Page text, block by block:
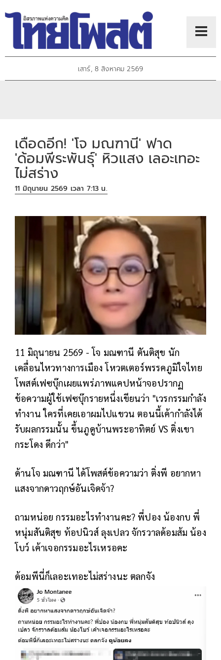
เสาร์, 8 สิงหาคม 2569
เดือดอีก! 'โจ มณฑานี' ฟาด
'ด้อมพีระพันธุ์' หิวแสง เลอะเทอะ
ไม่สร่าง
11 มิถุนายน 2569 เวลา 7:13 น.
11 มิถุนายน 2569 - โจ มณฑานี ตันติสุข นัก
เคลื่อนไหวทางการเมือง โหวตเตอร์พรรคภูมิใจไทย
โพสต์เฟซบุ๊กเผยแพร่ภาพแคปหน้าจอปรากฏ
ข้อความผู้ใช้เฟซบุ๊กรายหนึ่งเขียนว่า "เวรกรรมกำลัง
ทำงาน ใครที่เคยเอาผมไปแขวน ตอนนี้เค้ากำลังได้
รับผลกรรมนั้น ขึ้นภูดูบ้านพระอาทิตย์ VS ติ่งเขา
กระโดง ดีกว่า"
ด้านโจ มณฑานี ได้โพสต์ข้อความว่า ติ่งพี อยากหา
แสงจากดาวฤกษ์อันเจิดจ้า?
ถามหน่อย กรรมอะไรทำงานคะ? พี่ปอง น้องกบ พี่
หนุ่มสันติสุข ท้อปนิวส์ ลุงเปลว จักรวาลด้อมส้ม น้อง
โบว์ เค้าเจอกรรมอะไรเหรอคะ
ด้อมพีนี่ก็เลอะเทอะไม่สร่างนะ ตลกจัง